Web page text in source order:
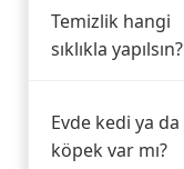
Temizlik hangi
sıklıkla yapılsın?
Evde kedi ya da
köpek var mı?